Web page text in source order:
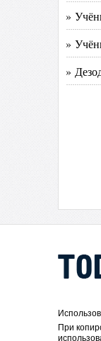
»
»
»
При